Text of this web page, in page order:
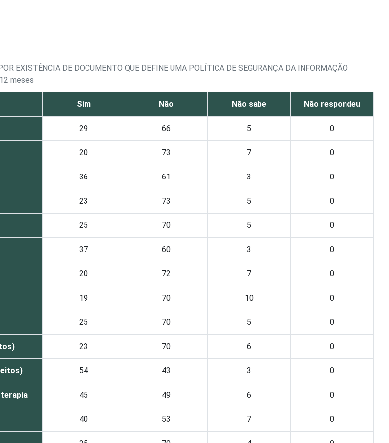
EXISTÊNCIA DE DOCUMENTO QUE DEFINE UMA POLÍTICA DE SEGURANÇA DA INFORMAÇÃO
meses
Sim Não Não sabe Não respondeu
29 66 5 0
20 73 7 0
36 61 3 0
23 73 5 0
25 70 5 0
37 60 3 0
20 72 7 0
19 70 10 0
25 70 5 0
23 70 6 0
54 43 3 0
terapia 45 49 6 0
40 53 7 0